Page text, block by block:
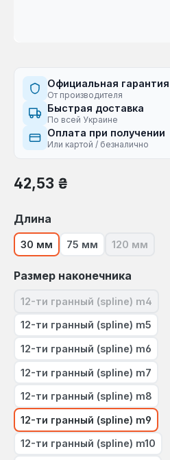
Официальная гарантия
От производителя
Быстрая доставка
По всей Украине
Оплата при получении
Или картой / безналично
Обычная цена:
42,53 ₴
Выберите
Длина
30 мм 75 мм 120 мм
(В
Выберите
Размер наконечника
12-ти гранный (spline) m4
(В настоящее
12-ти гранный (spline) m5
12-ти гранный (spline) m6
12-ти гранный (spline) m7
12-ти гранный (spline) m8
12-ти гранный (spline) m9
12-ти гранный (spline) m10